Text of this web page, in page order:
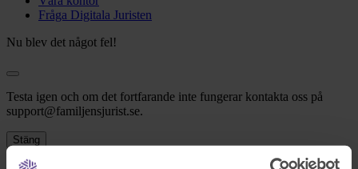
Fråga Digitala Juristen
Nu blev det något fel!
Testa igen och om det fortfarande inte fungerar kontakta oss på
support@familjensjurist.se.
Stäng